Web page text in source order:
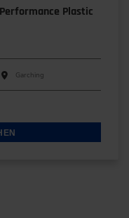
Plastic
Garching